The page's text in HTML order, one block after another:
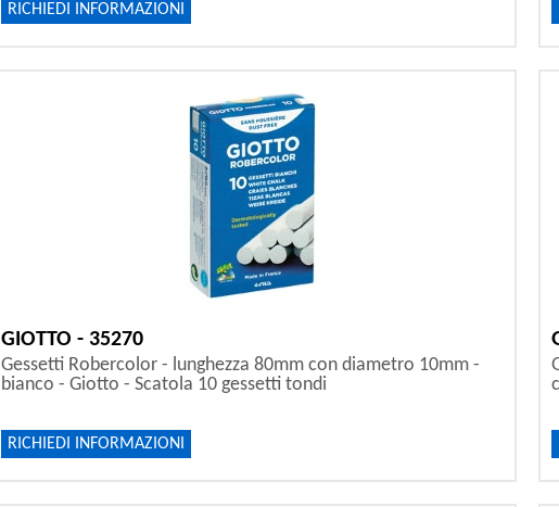
RICHIEDI INFORMAZIONI
GIOTTO - 35270
Gessetti Robercolor - lunghezza 80mm con diametro 10mm -
bianco - Giotto - Scatola 10 gessetti tondi
RICHIEDI INFORMAZIONI